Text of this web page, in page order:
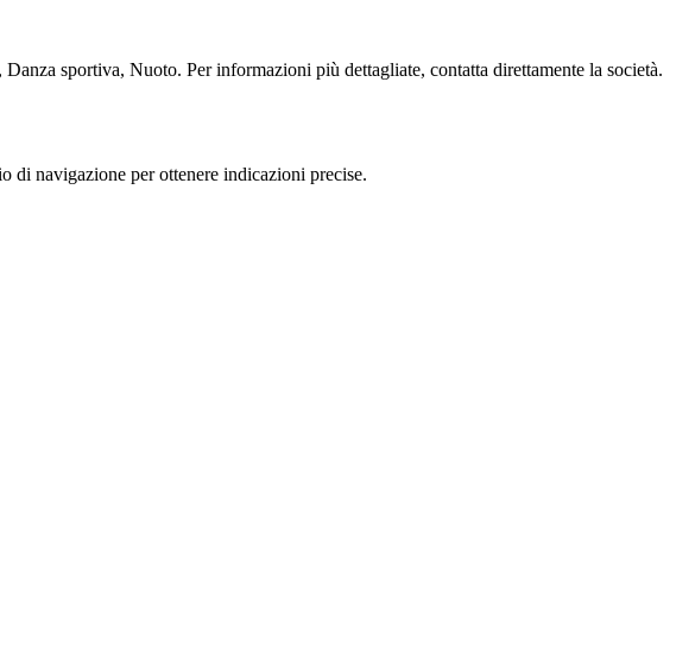
sportiva, Nuoto. Per informazioni più dettagliate, contatta direttamente la società.
navigazione per ottenere indicazioni precise.